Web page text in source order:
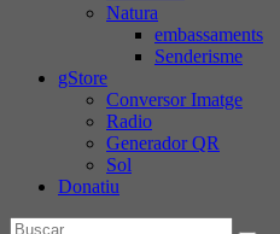
Natura
embassaments
Senderisme
gStore
Conversor Imatge
Radio
Generador QR
Sol
Donatiu